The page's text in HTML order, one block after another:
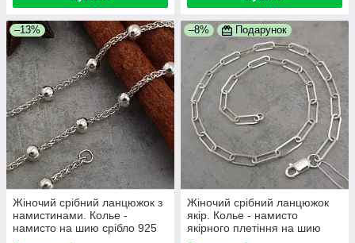
–13%
Жіночий срібний ланцюжок з
намистинами. Колье -
намисто на шию срібло 925
–8% Подарунок
Жіночий срібний ланцюжок
якір. Колье - намисто
якірного плетіння на шию